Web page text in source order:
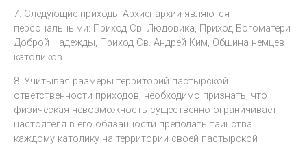
7. Следующие приходы Архиепархии являются
персональными: Приход Св. Людовика, Приход Богоматери
Доброй Надежды, Приход Св. Андрей Ким, Община немцев
католиков.
8. Учитывая размеры территорий пастырской
ответственности приходов, необходимо признать, что
физическая невозможность существенно ограничивает
настоятеля в его обязанности преподать таинства
каждому католику на территории своей пастырской